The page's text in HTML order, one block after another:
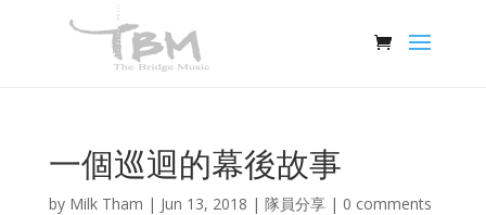
一個巡迴的幕後故事
by Milk Tham | Jun 13, 2018 | 隊員分享| 0 comments